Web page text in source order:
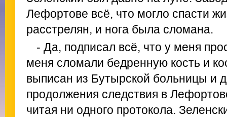
Лефортове всё, что могло спасти
расстрелян, и нога была сломана.
- Да, подписал всё, что у меня
меня сломали бедренную кость и
выписан из Бутырской больницы и
продолжения следствия в
читая ни одного протокола.